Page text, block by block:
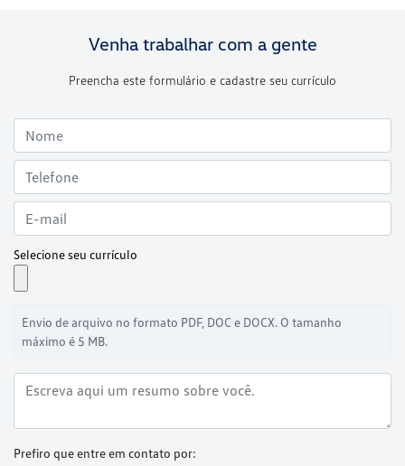
Venha trabalhar com a gente
Preencha este formulário e cadastre seu currículo
Selecione seu currículo
Envio de arquivo no formato PDF, DOC e DOCX. O tamanho
máximo é 5 MB.
Prefiro que entre em contato por: